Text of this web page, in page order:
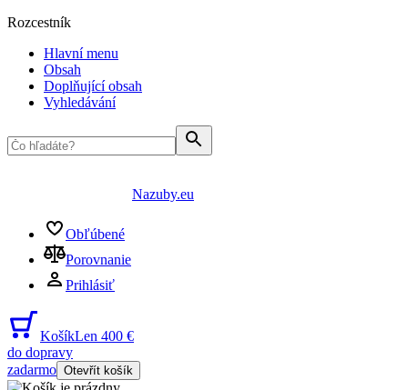
Rozcestník
Hlavní menu
Obsah
Doplňující obsah
Vyhledávání
Nazuby.eu
Obľúbené
Porovnanie
Prihlásiť
KošíkLen 400 €
do dopravy
zadarmo Otevřít košík